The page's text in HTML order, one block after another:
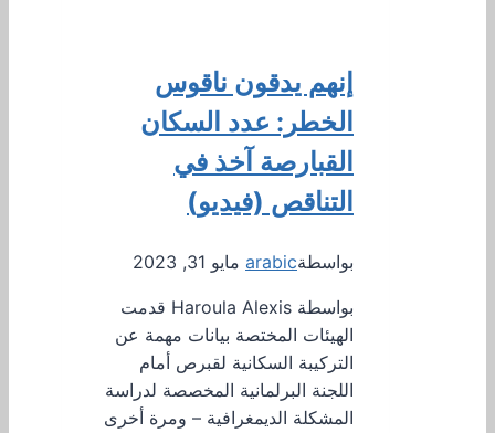
إنهم يدقون ناقوس
الخطر: عدد السكان
القبارصة آخذ في
التناقص (فيديو)
بواسطةarabic مايو 31, 2023
بواسطة Haroula Alexis قدمت
الهيئات المختصة بيانات مهمة عن
التركيبة السكانية لقبرص أمام
اللجنة البرلمانية المخصصة لدراسة
المشكلة الديمغرافية – ومرة ​​أخرى